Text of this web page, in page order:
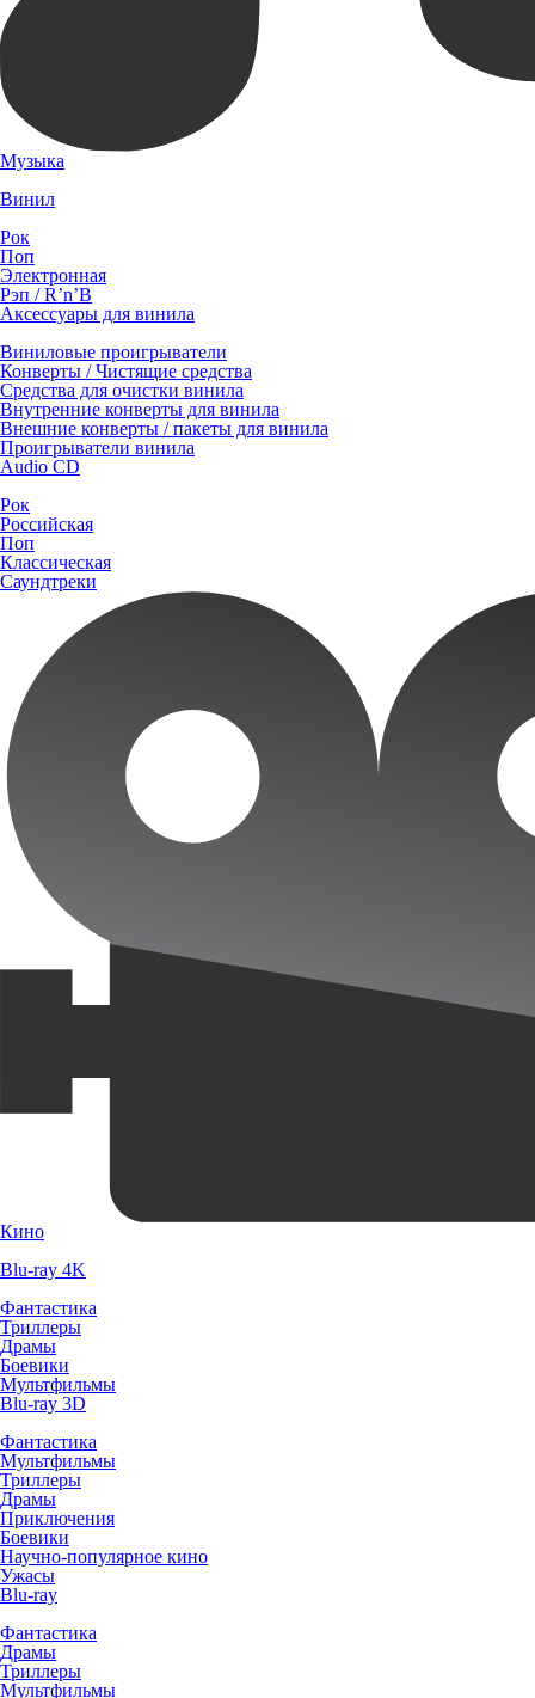
Музыка
Винил
Рок
Поп
Электронная
Рэп / R’n’B
Аксессуары для винила
Виниловые проигрыватели
Конверты / Чистящие средства
Средства для очистки винила
Внутренние конверты для винила
Внешние конверты / пакеты для винила
Проигрыватели винила
Audio CD
Рок
Российская
Поп
Классическая
Саундтреки
Кино
Blu-ray 4K
Фантастика
Триллеры
Драмы
Боевики
Мультфильмы
Blu-ray 3D
Фантастика
Мультфильмы
Триллеры
Драмы
Приключения
Боевики
Научно-популярное кино
Ужасы
Blu-ray
Фантастика
Драмы
Триллеры
Мультфильмы